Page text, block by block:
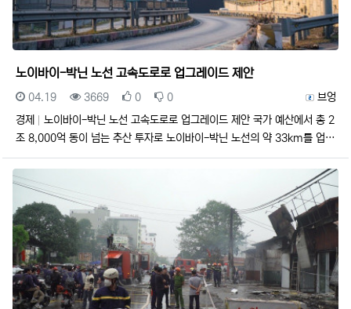
노이바이-박닌 노선 고속도로로 업그레이드 제안
등록자
브엉
등록일
04.19 조회
3669 추천
0 비추천
0
경제
노이바이-박닌 노선 고속도로로 업그레이드 제안 국가 예산에서 총 2
조 8,000억 동이 넘는 추산 투자로 노이바이-박닌 노선의 약 33km를 업…